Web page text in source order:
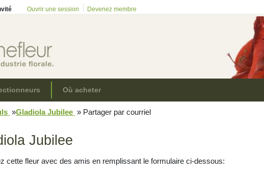
Ouvrir une session Devenez membre
Où acheter
»Gladiola Jubilee » Partager par courriel
Jubilee
cette fleur avec des amis en remplissant le formulaire ci-dessous: